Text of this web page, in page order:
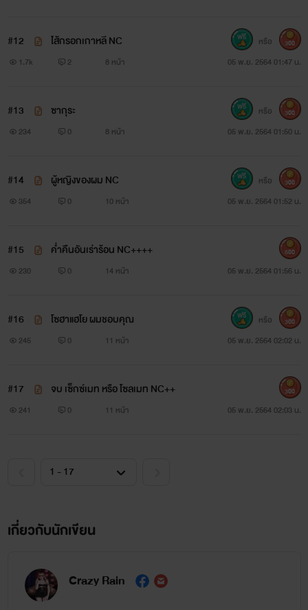
#12 ไส้กรอกเกาหลี NC
1.7k 2 8 หน้า 05 พ.ย. 2564 01:47 น.
หรือ 300
#13 ซากุระ
234 0 8 หน้า 05 พ.ย. 2564 01:50 น.
หรือ 300
#14 ผู้หญิงของผม NC
354 0 10 หน้า 05 พ.ย. 2564 01:52 น.
หรือ 300
#15 ค่ำคืนอันเร่าร้อน NC++++
230 0 14 หน้า 05 พ.ย. 2564 01:56 น.
500
#16 โซฮาแฮโย ผมชอบคุณ
245 0 11 หน้า 05 พ.ย. 2564 02:02 น.
หรือ 300
#17 จบ เซ็กซ์เมท หรือ โซลเมท NC++
241 0 11 หน้า 05 พ.ย. 2564 02:03 น.
300
เกี่ยวกับนักเขียน
Crazy Rain